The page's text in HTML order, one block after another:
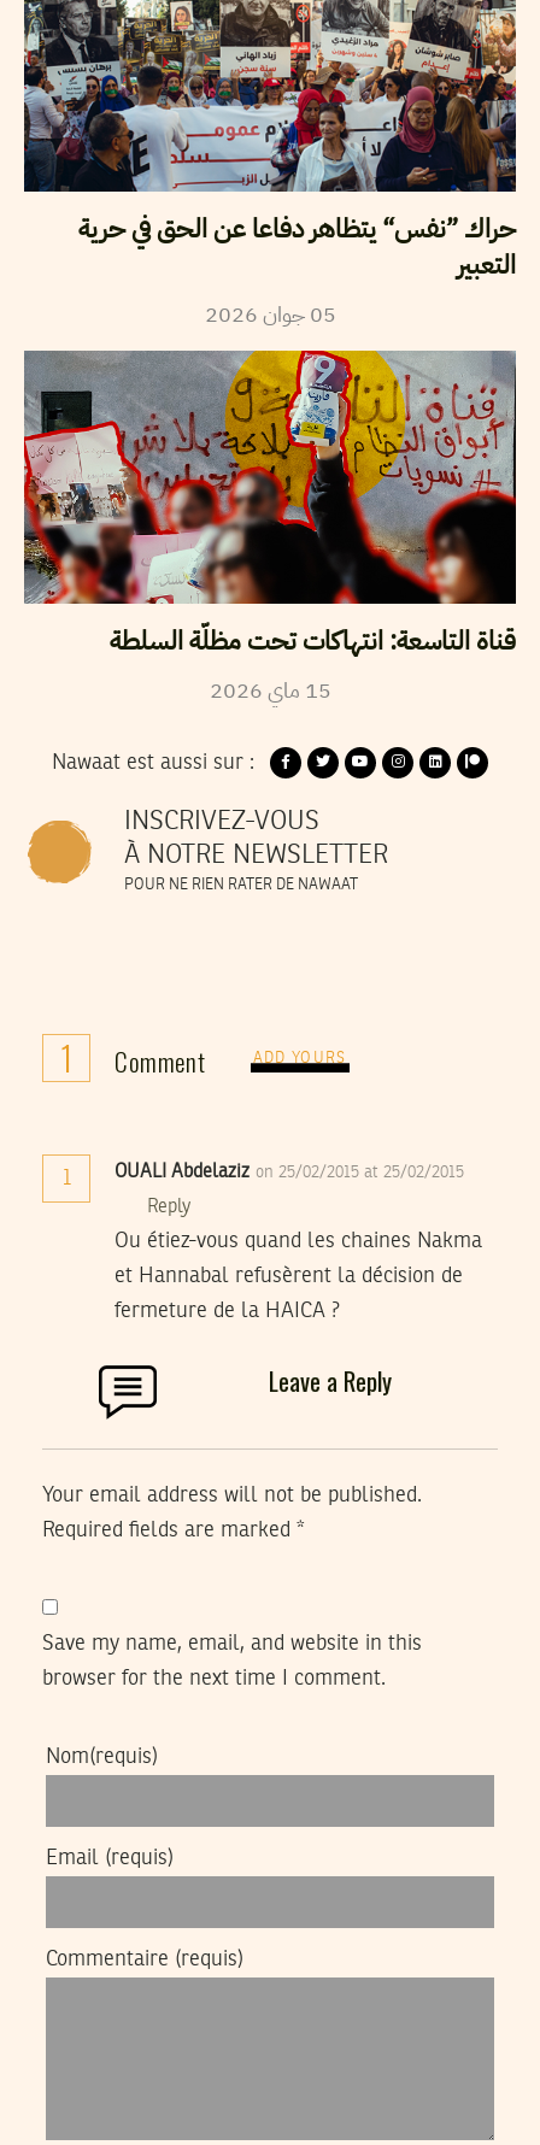
حراك ”نفس“ يتظاهر دفاعا عن الحق في حرية
التعبير
05 جوان2026
قناة التاسعة: انتهاكات تحت مظلّة السلطة
15 ماي2026
Nawaat est aussi sur :
INSCRIVEZ-VOUS
À NOTRE NEWSLETTER
POUR NE RIEN RATER DE NAWAAT
1 Comment ADD YOURS
OUALI Abdelaziz on 25/02/2015 at 25/02/2015
Reply
Ou étiez-vous quand les chaines Nakma
et Hannabal refusèrent la décision de
fermeture de la HAICA ?
Leave a Reply
Your email address will not be published.
Required fields are marked *
Save my name, email, and website in this
browser for the next time I comment.
Nom(requis)
Email (requis)
Commentaire (requis)